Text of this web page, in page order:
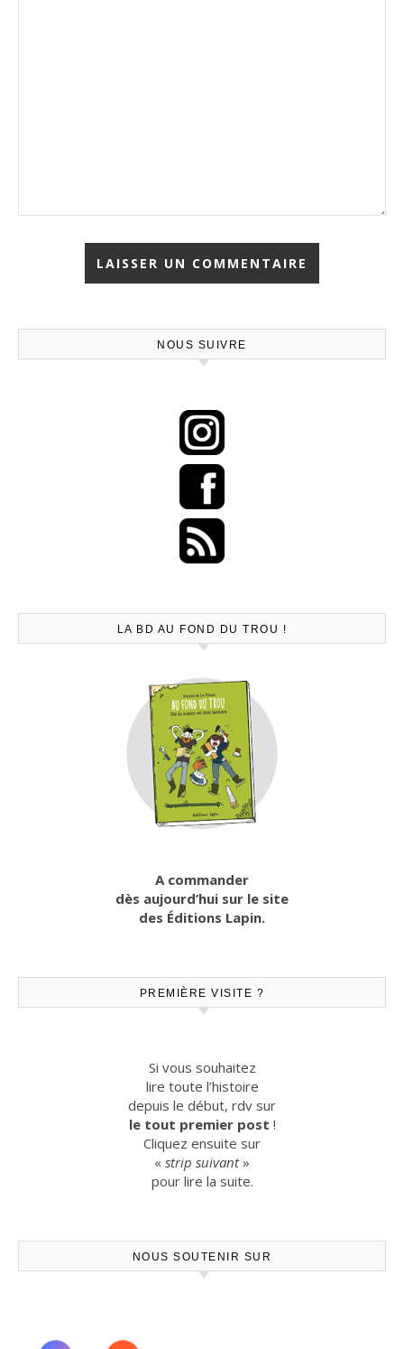
NOUS SUIVRE
LA BD AU FOND DU TROU !
A commander
dès aujourd’hui sur le site
des Éditions Lapin.
PREMIÈRE VISITE ?
Si vous souhaitez
lire toute l’histoire
depuis le début, rdv sur
le tout premier post !
Cliquez ensuite sur
« strip suivant»
pour lire la suite.
NOUS SOUTENIR SUR